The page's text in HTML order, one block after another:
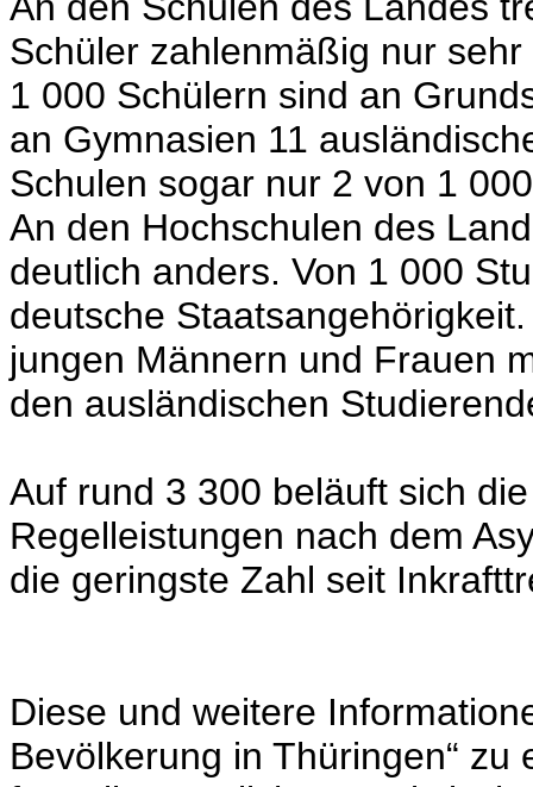
Schüler zahlenmäßig nur
1 000 Schülern sind an
an Gymnasien 11
Schulen sogar nur 2 von 1
An den Hochschulen des
deutlich anders. Von 1 000
deutsche
jungen Männern und Frauen
den ausländischen
Auf rund 3 300 beläuft sich
Regelleistungen nach dem
die geringste Zahl seit
Diese und weitere
Bevölkerung in Thüringen“